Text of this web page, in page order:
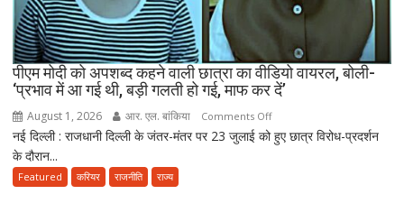
अब
10
तक
की
10
पीएम मोदी को अपशब्द कहने वाली छात्रा का वीडियो वायरल, बोली-
‘प्रभाव में आ गई थी, बड़ी गलती हो गई, माफ कर दें’
August 1, 2026 आर. एल. बांकिया Comments Offon
पीएम
नई दिल्ली : राजधानी दिल्ली के जंतर-मंतर पर 23 जुलाई को हुए छात्र विरोध-प्रदर्शन
के दौरान...
Featured करियर राजनीति राज्य